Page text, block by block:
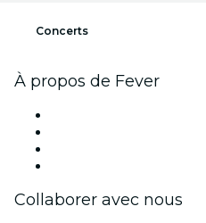
Concerts
À propos de Fever
Collaborer avec nous